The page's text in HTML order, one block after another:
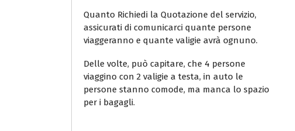
Quanto Richiedi la Quotazione del servizio,
assicurati di comunicarci quante persone
viaggeranno e quante valigie avrà ognuno.
Delle volte, può capitare, che 4 persone
viaggino con 2 valigie a testa, in auto le
persone stanno comode, ma manca lo spazio
per i bagagli.